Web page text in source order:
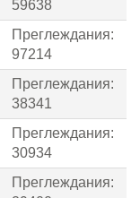
59638
Преглеждания:
97214
Преглеждания:
38341
Преглеждания:
30934
Преглеждания: